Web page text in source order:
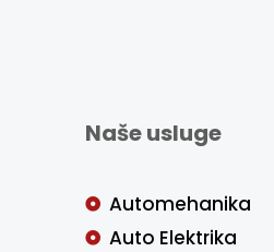
Naše usluge
Automehanika
Auto Elektrika